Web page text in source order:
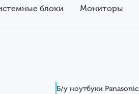
блоки Мониторы
Б/у ноутбуки Panasonic